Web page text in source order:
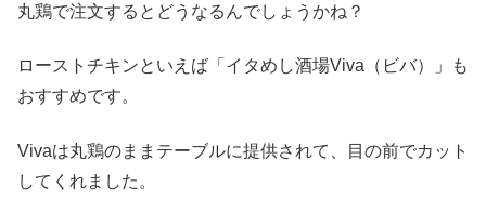
丸鶏で注文するとどうなるんでしょうかね？
ローストチキンといえば「イタめし酒場Viva（ビバ）」も
おすすめです。
Vivaは丸鶏のままテーブルに提供されて、目の前でカット
してくれました。